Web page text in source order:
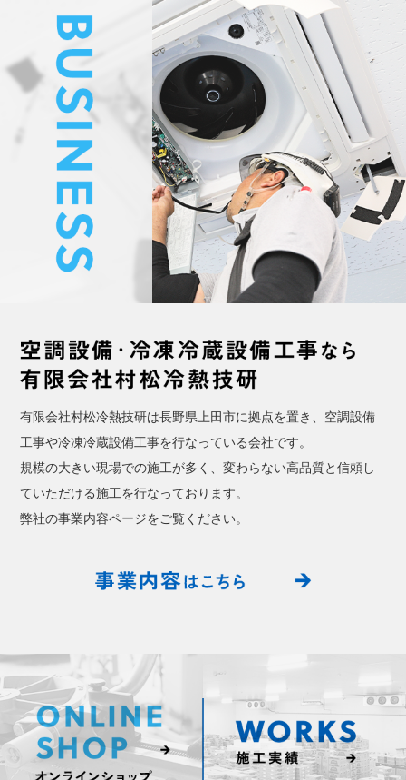
有限会社村松冷熱技研は長野県上田市に拠点を置き、空調設備
工事や冷凍冷蔵設備工事を行なっている会社です。
規模の大きい現場での施工が多く、変わらない高品質と信頼し
ていただける施工を行なっております。
弊社の事業内容ページをご覧ください。